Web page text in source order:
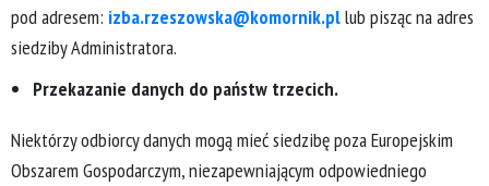
pod adresem: izba.rzeszowska@komornik.pllub pisząc na adres
siedziby Administratora.
Przekazanie danych do państw trzecich.
Niektórzy odbiorcy danych mogą mieć siedzibę poza Europejskim
Obszarem Gospodarczym, niezapewniającym odpowiedniego